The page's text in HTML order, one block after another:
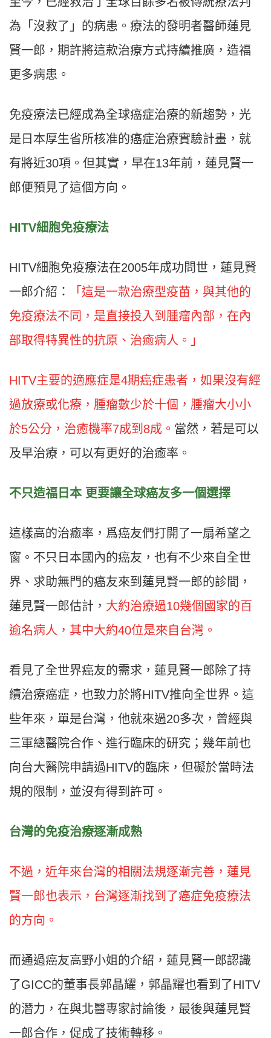
為「沒救了」的病患。療法的發明者醫師蓮見
賢一郎，期許將這款治療方式持續推廣，造福
更多病患。
免疫療法已經成為全球癌症治療的新趨勢，光
是日本厚生省所核准的癌症治療實驗計畫，就
有將近30項。但其實，早在13年前，蓮見賢一
郎便預見了這個方向。
HITV細胞免疫療法
HITV細胞免疫療法在2005年成功問世，蓮見賢
一郎介紹：
「這是一款治療型疫苗，與其他的
免疫療法不同，是直接投入到腫瘤內部，在內
部取得特異性的抗原、治癒病人。」
HITV主要的適應症是4期癌症患者，如果沒有經
過放療或化療，腫瘤數少於十個，腫瘤大小小
於5公分，治癒機率7成到8成。 當然，若是可以
及早治療，可以有更好的治癒率。
不只造福日本 更要讓全球癌友多一個選擇
這樣高的治癒率，爲癌友們打開了一扇希望之
窗。不只日本國內的癌友，也有不少來自全世
界、求助無門的癌友來到蓮見賢一郎的診間，
蓮見賢一郎估計， 大約治療過10幾個國家的百
逾名病人，其中大約40位是來自台灣。
看見了全世界癌友的需求，蓮見賢一郎除了持
續治療癌症，也致力於將HITV推向全世界。這
些年來，單是台灣，他就來過20多次，曾經與
三軍總醫院合作、進行臨床的研究；幾年前也
向台大醫院申請過HITV的臨床，但礙於當時法
規的限制，並沒有得到許可。
台灣的免疫治療逐漸成熟
不過，近年來台灣的相關法規逐漸完善，蓮見
賢一郎也表示，台灣逐漸找到了癌症免疫療法
的方向。
而通過癌友高野小姐的介紹，蓮見賢一郎認識
了GICC的董事長郭晶耀，郭晶耀也看到了HITV
的潛力，在與北醫專家討論後，最後與蓮見賢
一郎合作，促成了技術轉移。